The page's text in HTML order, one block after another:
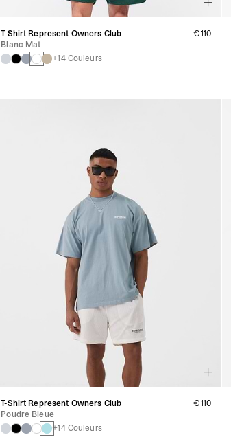
T-Shirt Represent Owners Club
Blanc Mat
+14 Couleurs
€110
T-Shirt Represent Owners Club
Poudre Bleue
+14 Couleurs
€110